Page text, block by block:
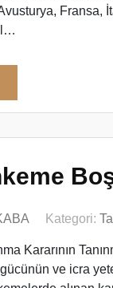
Fransa,
Kategori:
Kararının
ve icra